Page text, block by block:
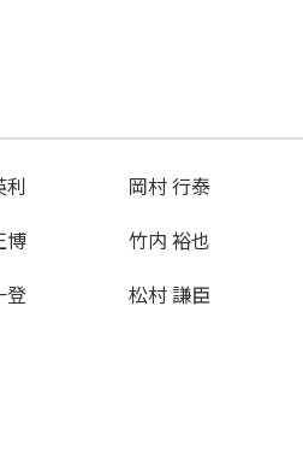
利 岡村 行泰
博 竹内 裕也
登 松村 謙臣